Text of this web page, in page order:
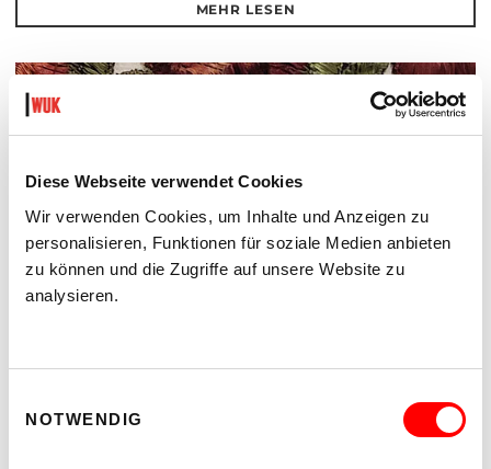
Diese Webseite verwendet Cookies
Wir verwenden Cookies, um Inhalte und Anzeigen zu
personalisieren, Funktionen für soziale Medien anbieten
zu können und die Zugriffe auf unsere Website zu
analysieren.
NOTWENDIG
MEHR LESEN
SECOND NATURE
EINE AUSSTELLUNG VON RITA KÄMMERER